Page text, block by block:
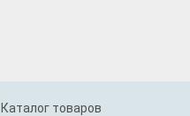
Каталог товаров